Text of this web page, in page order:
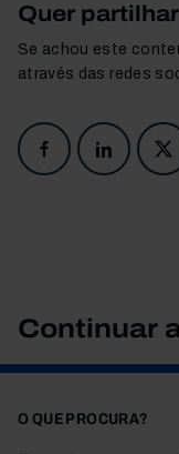
Quer
Se achou este
através das redes
Continuar
O QUE PROCURA?